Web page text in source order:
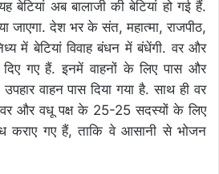
बेटियां अब बालाजी की बेटियां हो गई हैं.
जाएगा. देश भर के संत, महात्मा, राजपीठ,
में बेटियां विवाह बंधन में बंधेंगी. वर और
दिए गए हैं. इनमें वाहनों के लिए पास और
वाहन पास दिया गया है. साथ ही वर
वर और वधू पक्ष के 25-25 सदस्यों के लिए
कराए गए हैं, ताकि वे आसानी से भोजन